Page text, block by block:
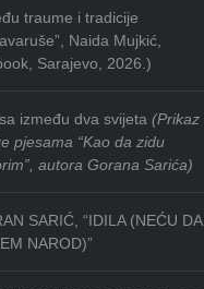
traume i tradicije
Naida Mujkić,
Sarajevo, 2026.)
između dva svijeta(Prikaz
pjesama “Kao da zidu
autora Gorana Sarića)
SARIĆ, “IDILA (NEĆU DA
NAROD)”